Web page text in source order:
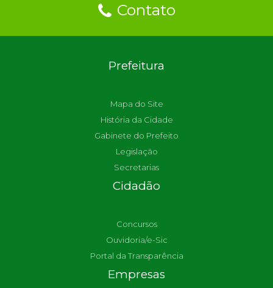
Contato
Prefeitura
Mapa do Site
História da Cidade
Gabinete do Prefeito
Legislação
Secretarias
Cidadão
Concursos
Ouvidoria/e-Sic
Portal da Transparência
Empresas